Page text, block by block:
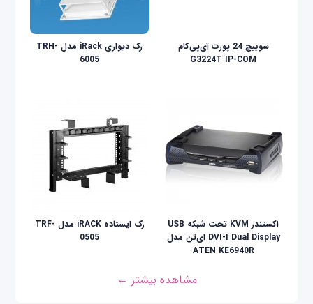
سوییچ 24 پورت آی‌پی‌کام
G3224T IP-COM
رک دیواری iRack مدل TRH-
6005
اکستندر KVM تحت شبکه USB
DVI-I Dual Display ای‌تن مدل
ATEN KE6940R
رک ایستاده iRACK مدل TRF-
0505
مشاهده بیشتر ←